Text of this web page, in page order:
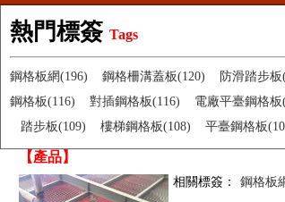
熱門標簽 Tags
鋼格板網(196) 鋼格柵溝蓋板(120) 防滑踏步板
鋼格板(116)
對插鋼格板(116) 電廠平臺鋼格板
踏步板(109)
樓梯鋼格板(108) 平臺鋼格板
【產品】
相關標簽： 鋼格板